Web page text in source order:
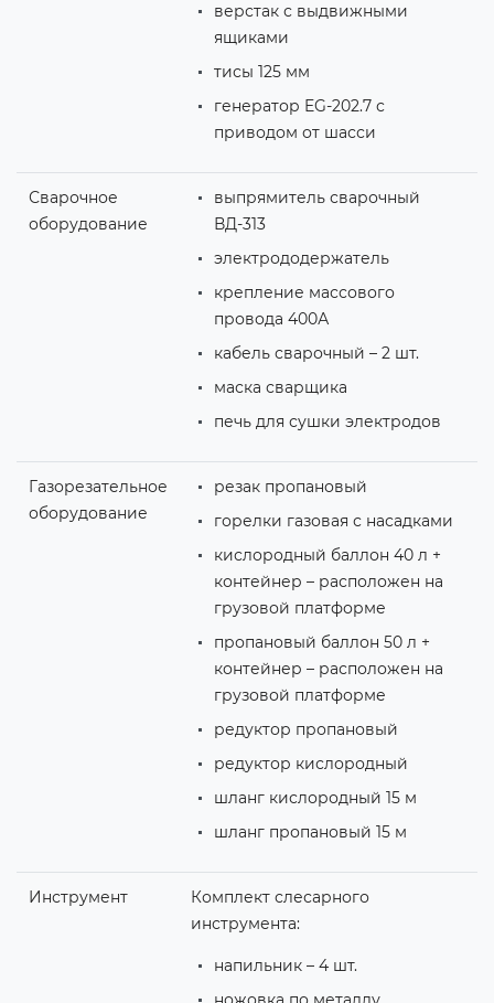
верстак с выдвижными
ящиками
тисы 125 мм
генератор EG-202.7 с
приводом от шасси
Сварочное
оборудование
выпрямитель сварочный
ВД-313
электрододержатель
крепление массового
провода 400А
кабель сварочный – 2 шт.
маска сварщика
печь для сушки электродов
Газорезательное
оборудование
резак пропановый
горелки газовая с насадками
кислородный баллон 40 л +
контейнер – расположен на
грузовой платформе
пропановый баллон 50 л +
контейнер – расположен на
грузовой платформе
редуктор пропановый
редуктор кислородный
шланг кислородный 15 м
шланг пропановый 15 м
Инструмент
Комплект слесарного
инструмента:
напильник – 4 шт.